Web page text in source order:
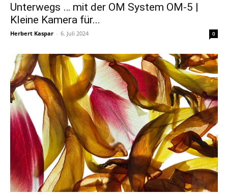
Unterwegs … mit der OM System OM-5 |
Kleine Kamera für...
Herbert Kaspar - 6. Juli 2024 0